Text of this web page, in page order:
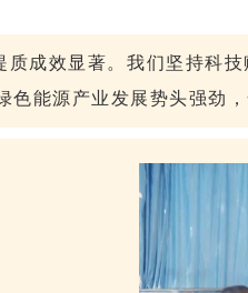
质成效显著。我们坚持科
色能源产业发展势头强劲